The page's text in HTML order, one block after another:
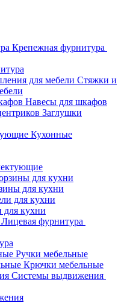
Крепежная фурнитура
Стяжки и
Навесы для шкафов
Заглушки
Кухонные
для кухни
для кухни
Лицевая фурнитура
Ручки мебельные
Крючки мебельные
Системы выдвижения